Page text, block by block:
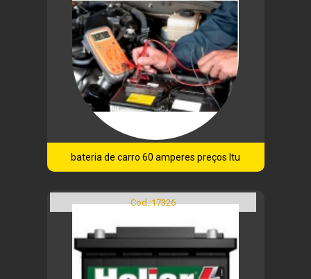
bateria de carro 60 amperes preços Itu
Cod.:17326